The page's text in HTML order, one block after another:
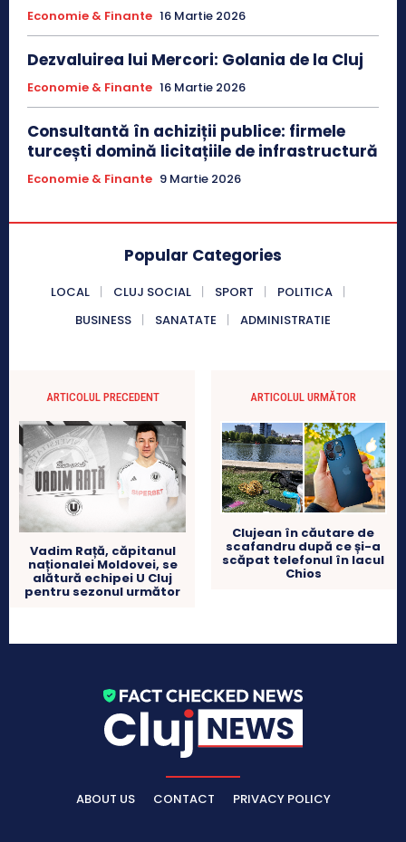
Economie & Finante 16 Martie 2026
Dezvaluirea lui Mercori: Golania de la Cluj
Economie & Finante 16 Martie 2026
Consultantă în achiziții publice: firmele
turcești domină licitațiile de infrastructură
Economie & Finante 9 Martie 2026
Popular Categories
LOCAL CLUJ SOCIAL SPORT
POLITICA
BUSINESS
SANATATE ADMINISTRATIE
ARTICOLUL PRECEDENT
Vadim Rață, căpitanul
naționalei Moldovei, se
alătură echipei U Cluj
pentru sezonul următor
ARTICOLUL URMĂTOR
Clujean în căutare de
scafandru după ce și-a
scăpat telefonul în lacul
Chios
ABOUT US CONTACT PRIVACY POLICY